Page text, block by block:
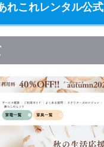
れこれレンタル公式